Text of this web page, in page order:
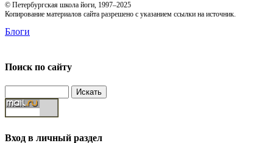
© Петербургская школа йоги, 1997–2025
Копирование материалов сайта разрешено с указанием ссылки на источник.
Блоги
Поиск по сайту
Вход в личный раздел